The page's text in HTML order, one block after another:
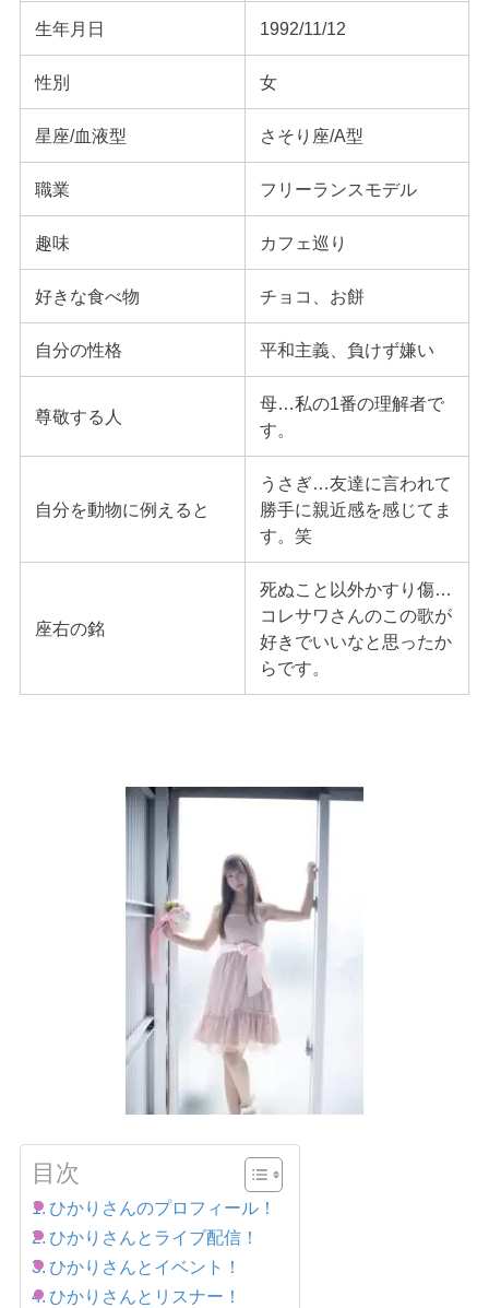
生年月日 1992/11/12
性別 女
星座/血液型 さそり座/A型
職業 フリーランスモデル
趣味 カフェ巡り
好きな食べ物 チョコ、お餅
自分の性格 平和主義、負けず嫌い
尊敬する人
母…私の1番の理解者で
す。
自分を動物に例えると
うさぎ…友達に言われて
勝手に親近感を感じてま
す。笑
座右の銘
死ぬこと以外かすり傷…
コレサワさんのこの歌が
好きでいいなと思ったか
らです。
目次
ひかりさんのプロフィール！
ひかりさんとライブ配信！
ひかりさんとイベント！
ひかりさんとリスナー！